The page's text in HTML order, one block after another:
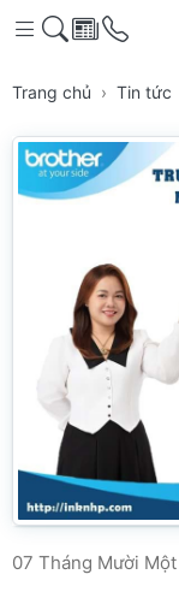
Trang chủ Tin tức
07 Tháng Mười